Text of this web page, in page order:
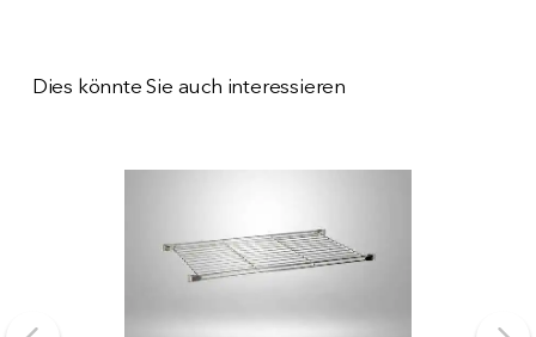
Dies könnte Sie auch interessieren